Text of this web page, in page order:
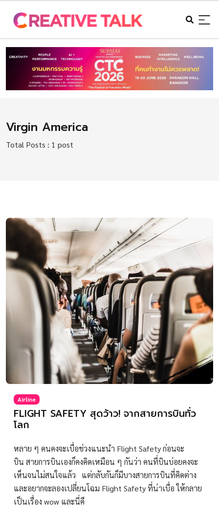
Virgin America
Total Posts : 1 post
Airline
FLIGHT SAFETY สุดว้าว! จากสายการบินทั่ว
โลก
หลาย ๆ คนคงจะเบื่อช่วงแนะนำ Flight Safety ก่อนจะ
บิน สายการบินเองก็คงคิดเหมือน ๆ กันว่า คนที่บินบ่อยคงจะ
เห็นจนไม่สนใจแล้ว แต่กลับกันก็มีบางสายการบินที่คิดต่าง
และอยากจะลองเปลี่ยนโฉม Flight Safety ที่น่าเบื่อ ให้กลาย
เป็นเรื่อง wow และนี่คื